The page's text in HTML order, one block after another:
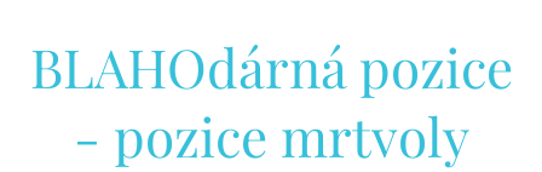
BLAHOdárná pozice
- pozice mrtvoly